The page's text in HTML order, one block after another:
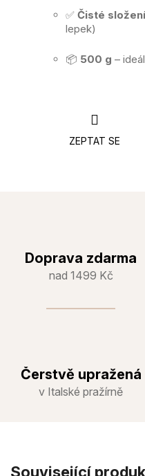
✅ Čisté
lepek)
📦 500 g –
ZEPTAT SE
Doprava zdarma
nad 1499 Kč
Čerstvě upražená
v Italské pražírně
Související